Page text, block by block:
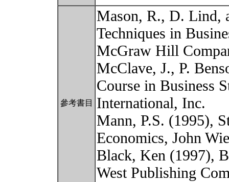
參考書目
Mason, R., D. Lind,
Techniques in
McGraw Hill
McClave, J., P.
Course in Business
International, Inc.
Mann, P.S. (1995),
Economics, John
Black, Ken (1997),
West Publishing